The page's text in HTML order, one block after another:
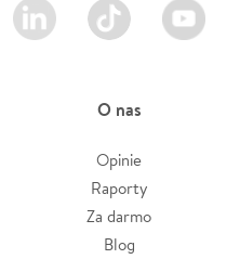
LinkedIn TikTok Youtube
O nas
Opinie
Raporty
Za darmo
Blog